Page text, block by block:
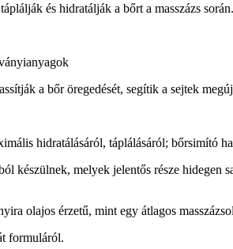
és hidratálják a bőrt a masszázs során.
a bőr öregedését, segítik a sejtek
hidratálásáról, táplálásáról; bőrsimító
készülnek, melyek jelentős része
olajos érzetű, mint egy átlagos
formuláról.